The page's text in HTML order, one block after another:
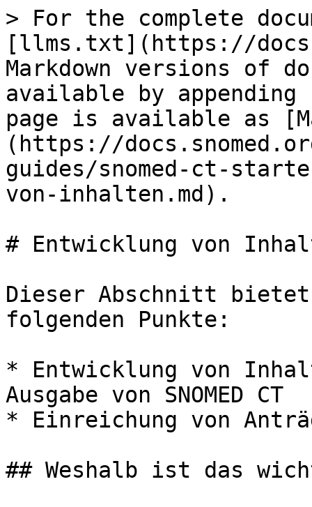
> For the complete
[llms.txt](https://
Markdown versions of
available by
page is available as
(https://
guides/snomed-ct-
von-inhalten.md).
# Entwicklung von
Dieser Abschnitt
folgenden Punkte:
* Entwicklung von
Ausgabe von SNOMED CT
* Einreichung von
## Weshalb ist das